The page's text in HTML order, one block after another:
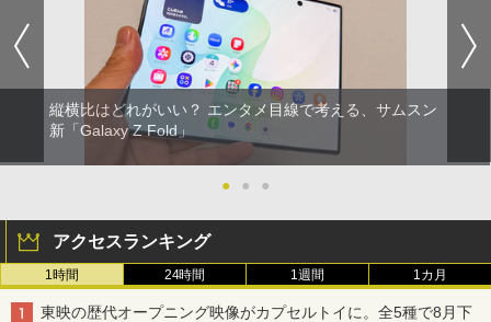
縦横比はどれがいい？ エンタメ目線で考える、サムスン
新「Galaxy Z Fold」
● ● ●
アクセスランキング
1時間 24時間 1週間 1カ月
東映の歴代オープニング映像がカプセルトイに。全5種で8月下